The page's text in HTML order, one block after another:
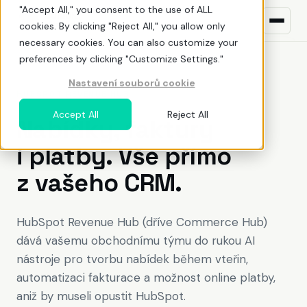
"Accept All," you consent to the use of ALL
cookies. By clicking "Reject All," you allow only
necessary cookies. You can also customize your
preferences by clicking "Customize Settings."
Nastavení souborů cookie
Accept All Reject All
Co děláme
ŘEŠENÍ PRO
Budování povědomí
Usměrnění poptávky
Ladění obchodu
Doručení hodnoty
Optimalizace adopce
HubSpot
ZAČÍNÁTE S HUBSPOTEM?
Co je HubSpot
Katalog nástrojů
Kolik HubSpot stojí?
Co zvážit před nákupem
Nabídky, faktury
i platby. Vše přímo
z vašeho CRM.
HubSpot Revenue Hub (dříve Commerce Hub)
dává vašemu obchodnímu týmu do rukou AI
nástroje pro tvorbu nabídek během vteřin,
automatizaci fakturace a možnost online platby,
aniž by museli opustit HubSpot.